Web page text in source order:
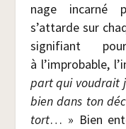
nage incar­né
s’attarde sur
signi­fiant
à l’improbable,
part qui vou­drait
bien dans ton
tort… » Bien